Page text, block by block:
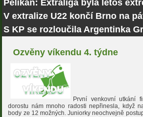
Pelikán: Extraliga byla letos
V extralize U22 končí Brno na
S KP se rozloučila Argentinka
Ozvěny víkendu 4. týdne
První venkovní utkání
dorostu nám mnoho radosti nepřinesla, když
body ze 12 možných. Juniorky neochvejně